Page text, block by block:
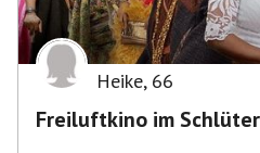
Heike, 66
Freiluftkino im